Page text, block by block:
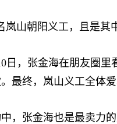
朝阳义工，且是其中
，张金海在朋友圈里
最终，岚山义工全体
张金海也是最卖力的